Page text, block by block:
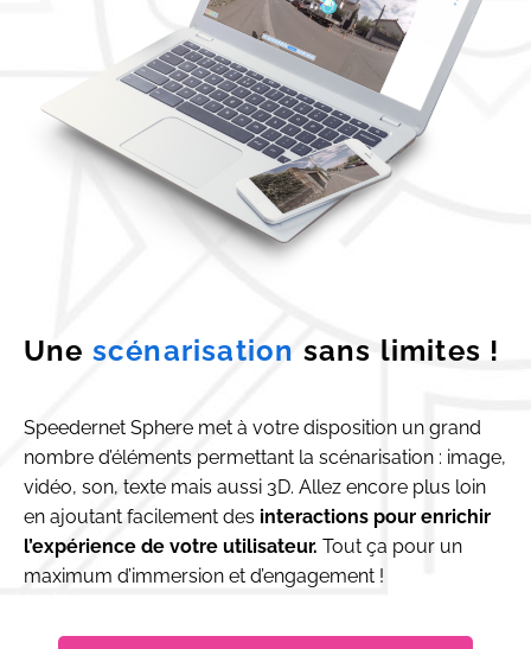
Une scénarisation sans limites !
Speedernet Sphere met à votre disposition un grand
nombre d’éléments permettant la scénarisation : image,
vidéo, son, texte mais aussi 3D. Allez encore plus loin
en ajoutant facilement des interactions pour enrichir
l’expérience de votre utilisateur. Tout ça pour un
maximum d’immersion et d’engagement !